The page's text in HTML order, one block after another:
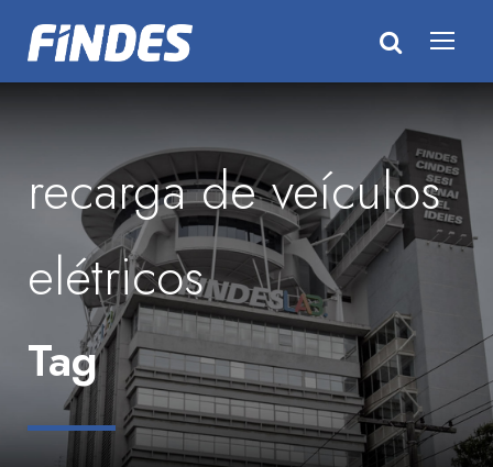
recarga de veículos
elétricos
Tag